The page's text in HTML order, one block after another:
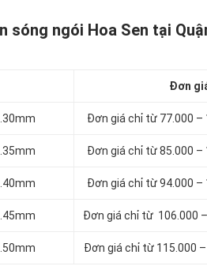
sóng ngói Hoa Sen tại
Đơn
Đơn giá chỉ từ 77.000 –
Đơn giá chỉ từ 85.000 –
Đơn giá chỉ từ 94.000 –
Đơn giá chỉ từ 106.000
Đơn giá chỉ từ 115.000